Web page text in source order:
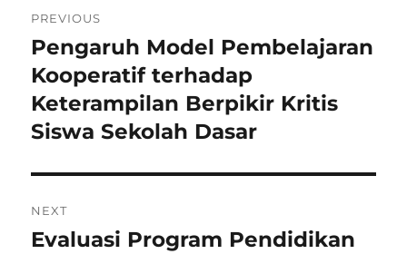
pos
PREVIOUS
Previous
post:
Pengaruh Model Pembelajaran
Kooperatif terhadap
Keterampilan Berpikir Kritis
Siswa Sekolah Dasar
NEXT
Next
Evaluasi Program Pendidikan